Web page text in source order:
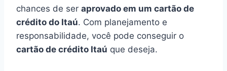
chances de ser aprovado em um cartão de
crédito do Itaú. Com planejamento e
responsabilidade, você pode conseguir o
cartão de crédito Itaú que deseja.